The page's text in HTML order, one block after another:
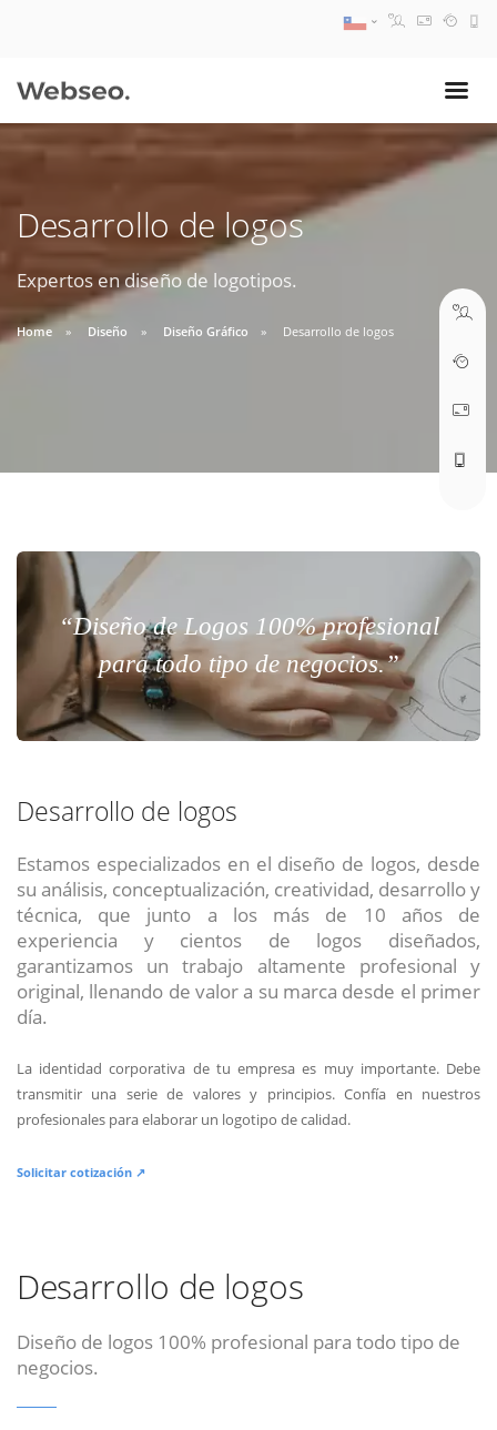
Desarrollo de logos
Expertos en diseño de logotipos.
Home Diseño Diseño Gráfico Desarrollo de logos
“Diseño de Logos 100% profesional
para todo tipo de negocios.”
Desarrollo de logos
Estamos especializados en el diseño de logos, desde
su análisis, conceptualización, creatividad, desarrollo y
técnica, que junto a los más de 10 años de
experiencia y cientos de logos diseñados,
garantizamos un trabajo altamente profesional y
original, llenando de valor a su marca desde el primer
día.
La identidad corporativa de tu empresa es muy importante. Debe
transmitir una serie de valores y principios. Confía en nuestros
profesionales para elaborar un logotipo de calidad.
Solicitar cotización ↗
Desarrollo de logos
Diseño de logos 100% profesional para todo tipo de
negocios.
09:30 AM A 18:30 PM
soporte@webseo.cl